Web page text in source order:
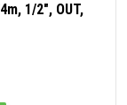
1/2", OUT,